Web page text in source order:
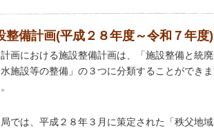
整備計画(平成２８年度～令和７年度)
画における施設整備計画は、「施設整備と統
施設等の整備」の３つに分類することができ
では、平成２８年３月に策定された「秩父地